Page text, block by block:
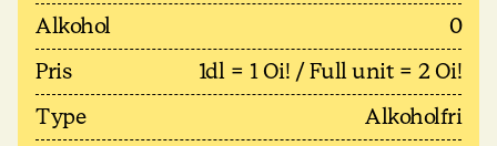
Alkohol
0
Pris
1dl = 1 Oi! / Full unit = 2 Oi!
Type
Alkoholfri